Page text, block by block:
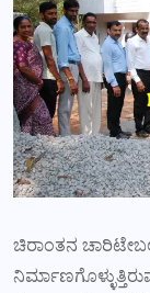
ಚಿರಾಂತನ